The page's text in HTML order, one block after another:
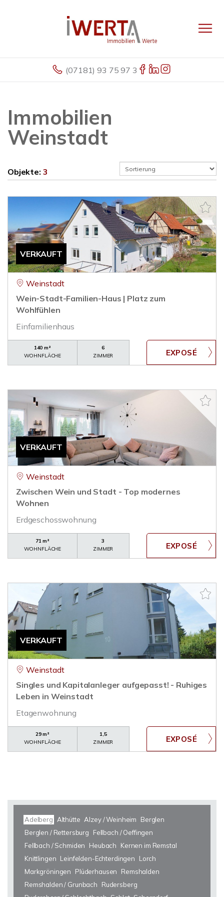
(07181) 93 75 97 3
Immobilien
Weinstadt
Objekte: 3
VERKAUFT
Weinstadt
Wein-Stadt-Familien-Haus | Platz zum
Wohlfühlen
Einfamilienhaus
140 m²
WOHNFLÄCHE
6
ZIMMER
VERKAUFT
Weinstadt
Zwischen Wein und Stadt - Top modernes
Wohnen
Erdgeschosswohnung
71 m²
WOHNFLÄCHE
3
ZIMMER
VERKAUFT
Weinstadt
Singles und Kapitalanleger aufgepasst! - Ruhiges
Leben in Weinstadt
Etagenwohnung
29 m²
WOHNFLÄCHE
1,5
ZIMMER
Adelberg Althütte Alzey / Weinheim
Berglen
Berglen / Rettersburg
Fellbach / Oeffingen
Fellbach / Schmiden
Heubach
Kernen im Remstal
Knittlingen Leinfelden-Echterdingen
Lorch
Markgröningen
Plüderhausen
Remshalden
Remshalden / Grunbach
Rudersberg